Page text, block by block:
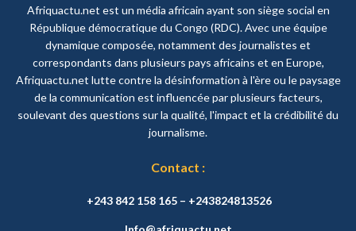
Afriquactu.net est un média africain ayant son siège social en
République démocratique du Congo (RDC). Avec une équipe
dynamique composée, notamment des journalistes et
correspondants dans plusieurs pays africains et en Europe,
Afriquactu.net lutte contre la désinformation à l'ère ou le paysage
de la communication est influencée par plusieurs facteurs,
soulevant des questions sur la qualité, l'impact et la crédibilité du
journalisme.
Contact :
+243 842 158 165 – +243824813526